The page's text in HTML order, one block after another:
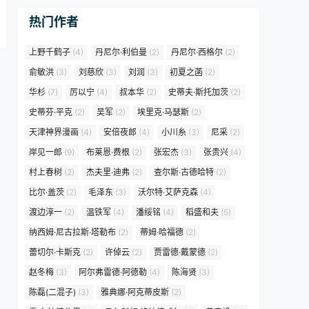
热门作者
上野千鹤子 (4) 丹尼尔·利伯曼 (2) 丹尼尔·西格尔 (2)
俞敏洪 (3) 刘慈欣 (3) 刘润 (3) 初夏之菡 (2)
华杉 (7) 厉以宁 (4) 叔本华 (2) 史蒂夫·斯托加茨 (2)
史蒂芬·平克 (2) 吴军 (2) 埃里克·马瑟斯 (2)
天津神界漫画 (4) 安倍夜郎 (4) 小川糸 (3) 尼采 (2)
岸见一郎 (9) 布莱恩·费根 (2) 张宏杰 (3) 张贵兴 (4)
村上春树 (2) 杰夫里·迪弗 (2) 查尔斯·古德哈特 (2)
比尔·盖茨 (2) 毛泽东 (3) 沃尔特·艾萨克森 (4)
渡边淳一 (2) 温铁军 (4) 潘绥铭 (4) 稻盛和夫 (5)
纳西姆·尼古拉斯·塔勒布 (2) 蒂姆·哈福德 (2)
蕾切尔·卡斯克 (2) 许倬云 (2) 贾雷德·戴蒙德 (2)
赵冬梅 (3) 阿尔弗雷德·阿德勒 (4) 陈海贤 (3)
陈磊(二混子) (3) 雅典娜·阿克蒂皮斯 (2)